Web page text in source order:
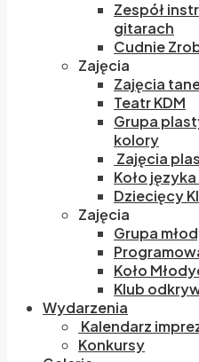
Zespół
gitarach
Cudnie
Zajęcia
Zajęcia
Teatr KDM
Grupa
kolory
Zajęcia
Koło
Dziecięcy
Zajęcia
Grupa
Koło
Klub
Wydarzenia
Kalendarz
Konkursy